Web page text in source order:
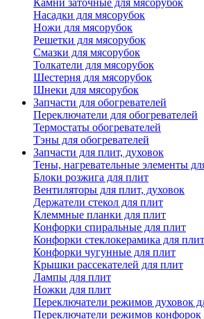
Камни заточные для мясорубок
Насадки для мясорубок
Ножи для мясорубок
Решетки для мясорубок
Смазки для мясорубок
Толкатели для мясорубок
Шестерня для мясорубок
Шнеки для мясорубок
Запчасти для обогревателей
Переключатели для обогревателей
Термостаты обогревателей
Тэны для обогревателей
Запчасти для плит, духовок
Тены, нагревательные элементы
Блоки розжига для плит
Вентиляторы для плит, духовок
Держатели стекол для плит
Клеммные планки для плит
Конфорки спиральные для плит
Конфорки стеклокерамика для плит
Конфорки чугунные для плит
Крышки рассекателей для плит
Лампы для плит
Ножки для плит
Переключатели режимов духовок
Переключатели режимов конфорок